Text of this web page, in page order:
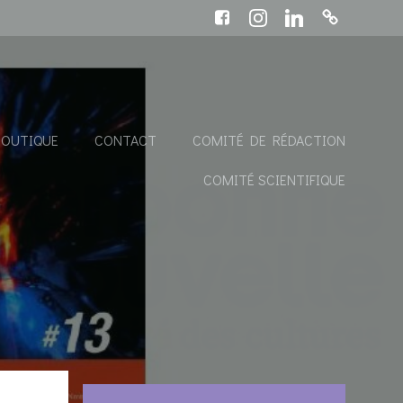
CONTACT COMITÉ DE RÉDACTION
COMITÉ SCIENTIFIQUE